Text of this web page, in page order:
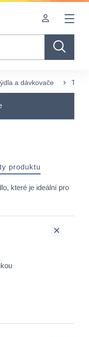
a dávkovače
produktu
které je ideální pro